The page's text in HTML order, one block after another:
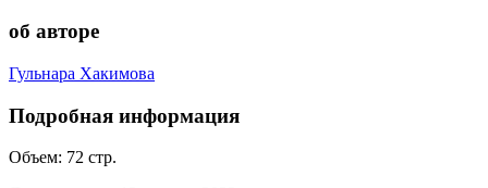
об авторе
Гульнара Хакимова
Подробная информация
Объем: 72 стр.